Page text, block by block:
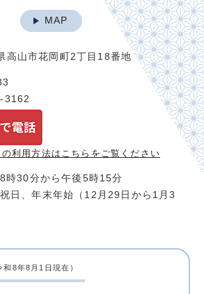
MAP
高山市花岡町2丁目18番地
3162
利用方法は こちらをご覧ください
時30分から午後5時15分
日、年末年始（12月29日から1月3
和8年8月1日現在）